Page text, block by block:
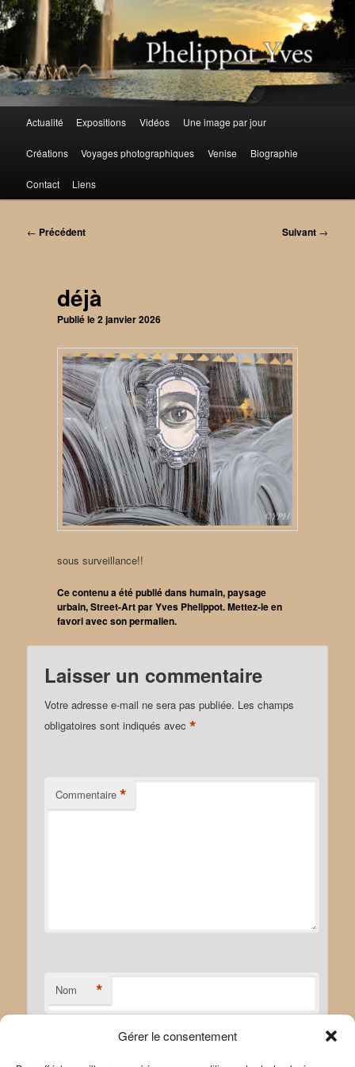
Gérer le consentement
Aller
au
contenu
principal
Actualité Expositions Vidéos Une image par jour
Créations Voyages photographiques Venise Biographie
Contact Liens
Navigation
← Précédent Suivant →
déjà
Publié le2 janvier 2026
sous surveillance!!
Ce contenu a été publié danshumain,paysage
urbain,Street-ArtparYves Phelippot. Mettez-le en
favori avec sonpermalien.
Laisser un commentaire
Votre adresse e-mail ne sera pas publiée. Les champs
obligatoires sont indiqués avec*
Commentaire *
Nom *